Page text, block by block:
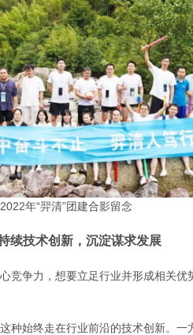
2022年“羿清”团建合影留念
续技术创新，沉淀谋求发展
竞争力，想要立足行业并形成相关
种始终走在行业前沿的技术创新。